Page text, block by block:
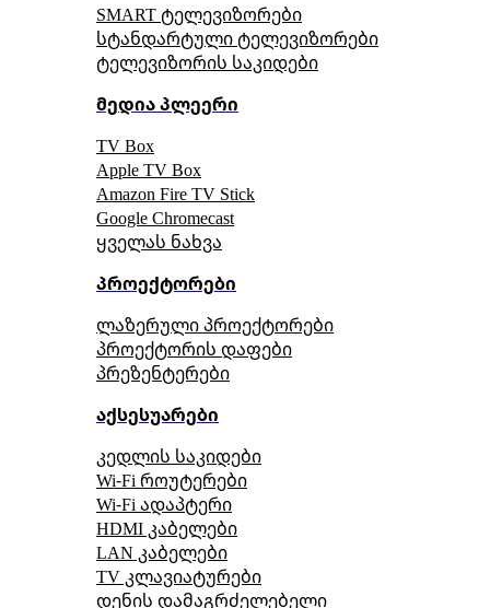
SMART ტელევიზორები
სტანდარტული ტელევიზორები
ტელევიზორის საკიდები
მედია პლეერი
TV Box
Apple TV Box
Amazon Fire TV Stick
Google Chromecast
ყველას ნახვა
პროექტორები
ლაზერული პროექტორები
პროექტორის დაფები
პრეზენტერები
აქსესუარები
კედლის საკიდები
Wi-Fi როუტერები
Wi-Fi ადაპტერი
HDMI კაბელები
LAN კაბელები
TV კლავიატურები
დენის დამაგრძელებელი